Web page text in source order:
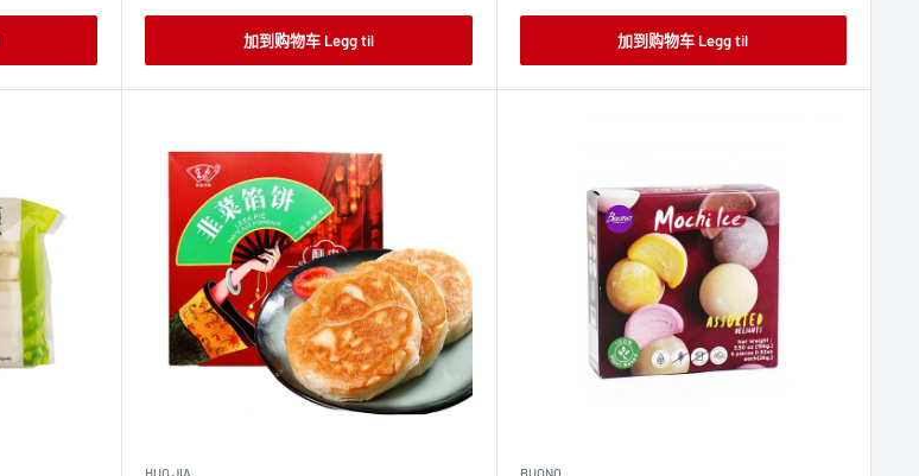
价
加到购物车 Legg til
价
加到购物车 Legg til